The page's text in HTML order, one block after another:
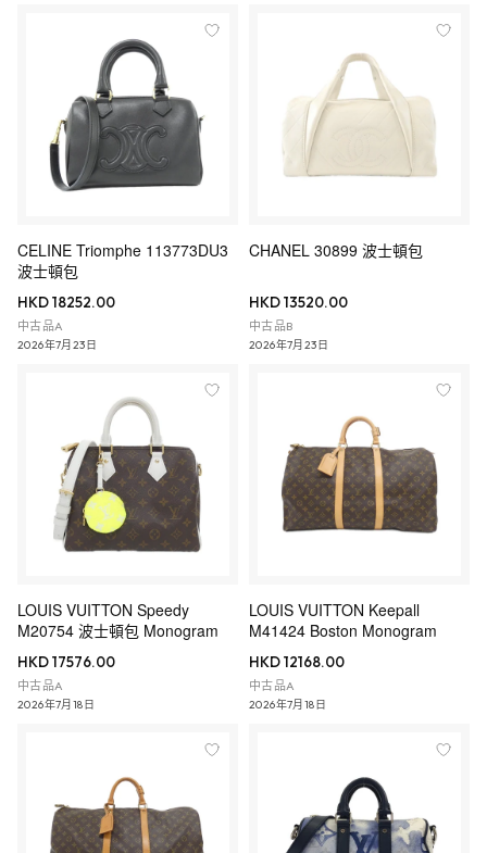
CELINE Triomphe 113773DU3
波士頓包
HKD 18252.00
中古品A
2026年7月23日
CHANEL 30899 波士頓包
HKD 13520.00
中古品B
2026年7月23日
LOUIS VUITTON Speedy
M20754 波士頓包 Monogram
HKD 17576.00
中古品A
2026年7月18日
LOUIS VUITTON Keepall
M41424 Boston Monogram
HKD 12168.00
中古品A
2026年7月18日